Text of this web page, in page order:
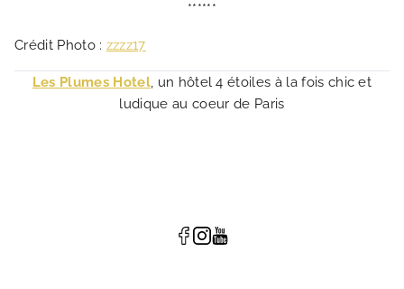
******
Crédit Photo : zzzz17
Les Plumes Hotel, un hôtel 4 étoiles à la fois chic et
ludique au coeur de Paris